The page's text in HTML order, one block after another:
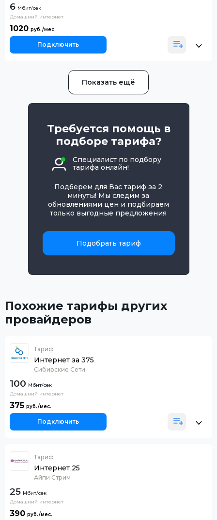
6
Домашний интернет
1020
Подключить
Показать ещё
Требуется помощь в
подборе тарифа?
Специалист по подбору
тарифа онлайн!
Подберем для Вас тариф за 2
минуты! Мы следим за
обновлениями цен и подбираем
только выгодные предложения
Подобрать тариф
Похожие тарифы других
провайдеров
Тариф
Интернет за 375
Сибирские Сети
100
Домашний интернет
375
Подключить
Тариф
Интернет 25
Айпи Стрим
25
Домашний интернет
390